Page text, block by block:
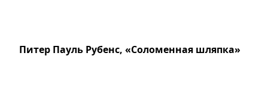
Питер Пауль Рубенс, «Соломенная шляпка»